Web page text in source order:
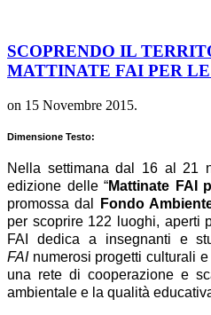
SCOPRENDO IL
MATTINATE FAI PER
on 15 Novembre 2015.
Dimensione Testo:
Nella settimana dal 16 al 21
edizione delle “Mattinate FAI
promossa dal
Fondo
per scoprire 122 luoghi, aperti
FAI dedica a insegnanti e
FAInumerosi progetti culturali
una rete di cooperazione e
ambientale e la qualità